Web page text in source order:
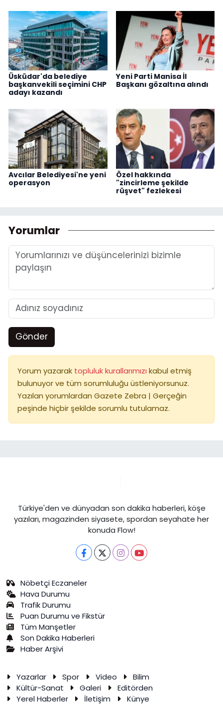
Üsküdar'da belediye
başkanvekili seçimini CHP
adayı kazandı
Yeni Parti Manisa İl
Başkanı gözaltına alındı
Avcılar Belediyesi'ne yeni
operasyon
Özel hakkında
"zincirleme şekilde
rüşvet" fezlekesi
Yorumlar
Gönder
Yorum yazarak topluluk kurallarımızı kabul etmiş
bulunuyor ve tüm sorumluluğu üstleniyorsunuz.
Yazılan yorumlardan Gazete Zebra | Gerçeğin
peşinde hiçbir şekilde sorumlu tutulamaz.
Türkiye'den ve dünyadan son dakika haberleri, köşe
yazıları, magazinden siyasete, spordan seyahate her
konuda Flow!
Nöbetçi Eczaneler
Hava Durumu
Trafik Durumu
Puan Durumu ve Fikstür
Tüm Manşetler
Son Dakika Haberleri
Haber Arşivi
Yazarlar Spor Video
Bilim
Kültür-Sanat
Galeri
Editörden
Yerel Haberler
İletişim Künye